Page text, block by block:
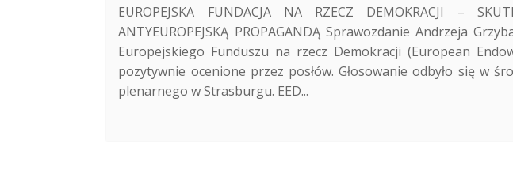
EUROPEJSKA FUNDACJA NA RZECZ DEMOKRACJI –
ANTYEUROPEJSKĄ PROPAGANDĄ Sprawozdanie Andrzeja
Europejskiego Funduszu na rzecz Demokracji (European
pozytywnie ocenione przez posłów. Głosowanie odbyło się w
plenarnego w Strasburgu. EED...